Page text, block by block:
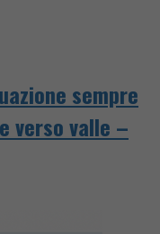
sempre
verso valle –